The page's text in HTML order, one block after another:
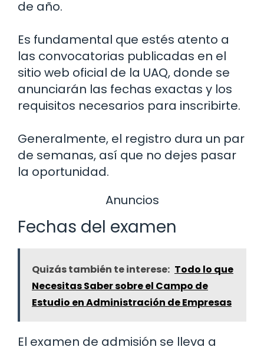
de año.
Es fundamental que estés atento a
las convocatorias publicadas en el
sitio web oficial de la UAQ, donde se
anunciarán las fechas exactas y los
requisitos necesarios para inscribirte.
Generalmente, el registro dura un par
de semanas, así que no dejes pasar
la oportunidad.
Anuncios
Fechas del examen
Quizás también te interese: Todo lo que
Necesitas Saber sobre el Campo de
Estudio en Administración de Empresas
El examen de admisión se lleva a